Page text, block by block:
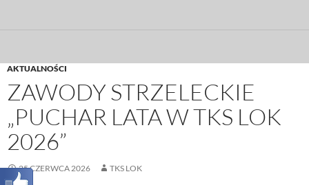
AKTUALNOŚCI
ZAWODY STRZELECKIE
„PUCHAR LATA W TKS LOK
2026”
25 CZERWCA 2026 TKS LOK